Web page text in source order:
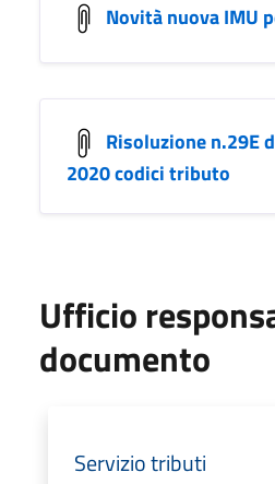
Novità nuova IMU
Risoluzione n.29E
2020 codici tributo
Ufficio
documento
Servizio tributi